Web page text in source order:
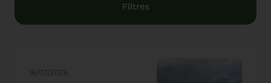
Filtres
18/03/2026